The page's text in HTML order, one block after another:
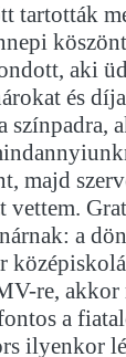
tartották
aki
és
színpadra,
majd
vettem.
a
re, akkor
a
ilyenkor